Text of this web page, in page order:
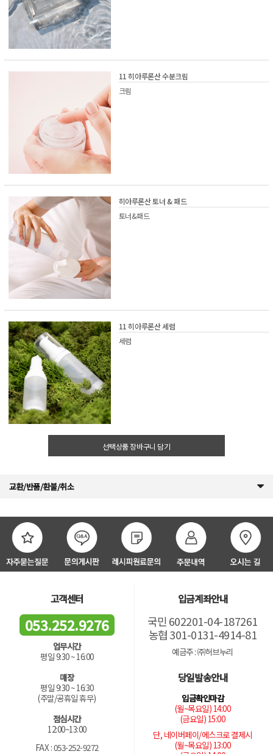
11 히아루론산 수분크림
크림
히아루론산 토너 & 패드
토너&패드
11 히아루론산 세럼
세럼
선택상품 장바구니 담기
교환/반품/환불/취소
고객센터
053.252.9276
업무시간
평일 9:30 ~ 16:00
매장
평일 9:30 ~ 16:30
(주말/공휴일 휴무)
점심시간
12:00~13:00
FAX : 053-252-9272
입금계좌안내
국민 602201-04-187261
농협 301-0131-4914-81
예금주 : ㈜허브누리
당일발송안내
입금확인마감
(월~목요일) 14:00
(금요일) 15:00
단, 네이버페이/에스크로 결제시
(월~목요일) 13:00